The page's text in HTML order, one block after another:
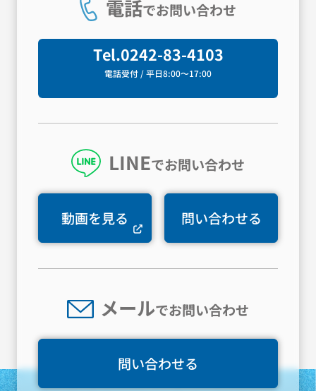
電話でお問い合わせ
Tel.0242-83-4103
電話受付 / 平日8:00〜17:00
LINEでお問い合わせ
動画を見る 問い合わせる
メールでお問い合わせ
問い合わせる